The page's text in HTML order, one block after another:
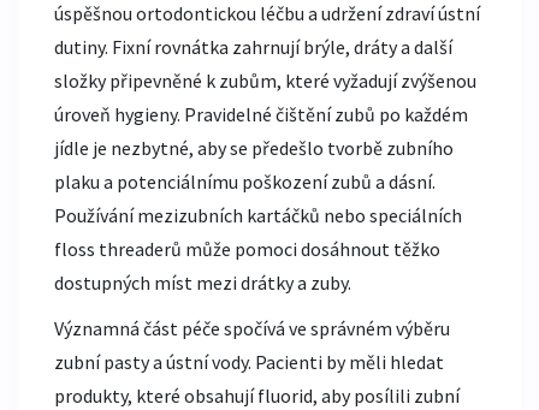
úspěšnou ortodontickou léčbu a udržení zdraví ústní
dutiny. Fixní rovnátka zahrnují brýle, dráty a další
složky připevněné k zubům, které vyžadují zvýšenou
úroveň hygieny. Pravidelné čištění zubů po každém
jídle je nezbytné, aby se předešlo tvorbě zubního
plaku a potenciálnímu poškození zubů a dásní.
Používání mezizubních kartáčků nebo speciálních
floss threaderů může pomoci dosáhnout těžko
dostupných míst mezi drátky a zuby.
Významná část péče spočívá ve správném výběru
zubní pasty a ústní vody. Pacienti by měli hledat
produkty, které obsahují fluorid, aby posílili zubní